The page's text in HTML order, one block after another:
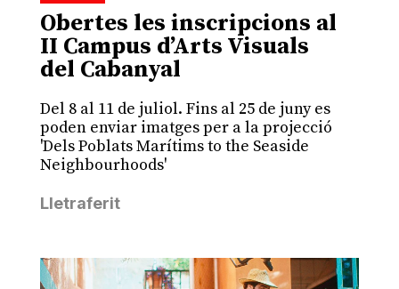
Obertes les inscripcions al
II Campus d’Arts Visuals
del Cabanyal
Del 8 al 11 de juliol. Fins al 25 de juny es
poden enviar imatges per a la projecció
'Dels Poblats Marítims to the Seaside
Neighbourhoods'
Lletraferit